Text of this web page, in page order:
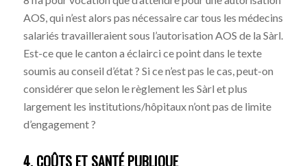
AOS, qui n’est alors pas nécessaire car tous les médecins
salariés travailleraient sous l’autorisation AOS de la Sàrl.
Est-ce que le canton a éclairci ce point dans le texte
soumis au conseil d’état ? Si ce n’est pas le cas, peut-on
considérer que selon le règlement les Sàrl et plus
largement les institutions/hôpitaux n’ont pas de limite
d’engagement ?
4. COÛTS ET SANTÉ PUBLIQUE